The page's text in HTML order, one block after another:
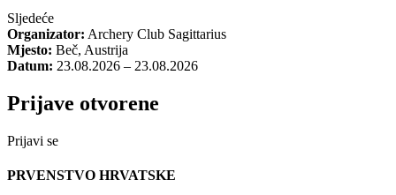
Sljedeće
Organizator: Archery Club Sagittarius
Mjesto: Beč, Austrija
Datum: 23.08.2026 – 23.08.2026
Prijave otvorene
Prijavi se
PRVENSTVO HRVATSKE